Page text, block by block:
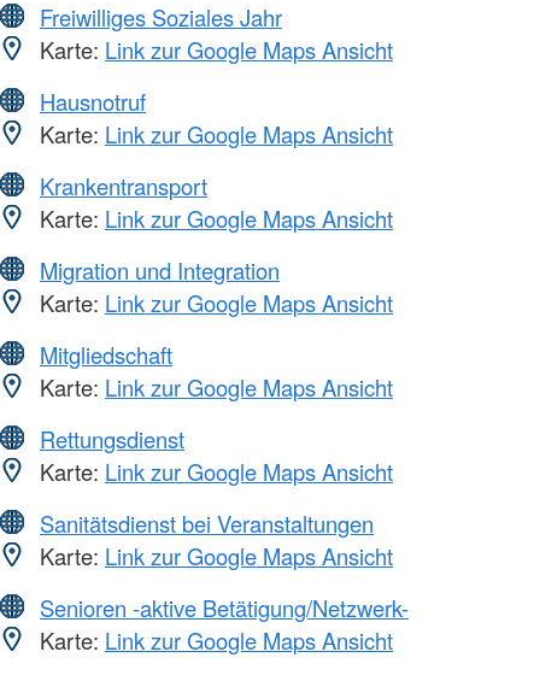
Freiwilliges Soziales Jahr
Karte: Link zur Google Maps Ansicht
Hausnotruf
Karte: Link zur Google Maps Ansicht
Krankentransport
Karte: Link zur Google Maps Ansicht
Migration und Integration
Karte: Link zur Google Maps Ansicht
Mitgliedschaft
Karte: Link zur Google Maps Ansicht
Rettungsdienst
Karte: Link zur Google Maps Ansicht
Sanitätsdienst bei Veranstaltungen
Karte: Link zur Google Maps Ansicht
Senioren -aktive Betätigung/Netzwerk-
Karte: Link zur Google Maps Ansicht